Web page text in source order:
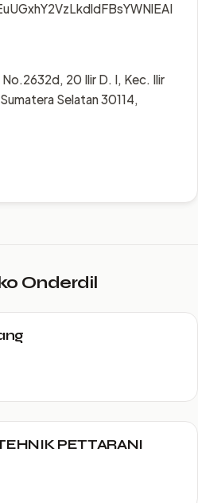
20 Ilir D. I, Kec. Ilir
Selatan 30114,
Onderdil
PETTARANI